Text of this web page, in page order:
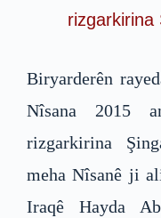
rizgarkirina
Biryarderên
Nîsana 2015
rizgarkirina
meha Nîsanê ji
Iraqê Hayda